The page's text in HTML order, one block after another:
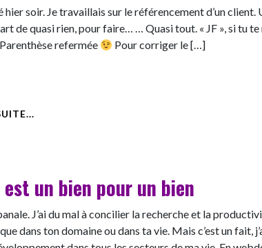
hier soir. Je travaillais sur le référencement d’un
de quasi rien, pour faire… … Quasi tout. « JF », si tu
refermée
Pour corriger le […]
un bien pour un bien
J’ai du mal à concilier la recherche et la
dans ton domaine ou dans ta vie. Mais c’est un fait,